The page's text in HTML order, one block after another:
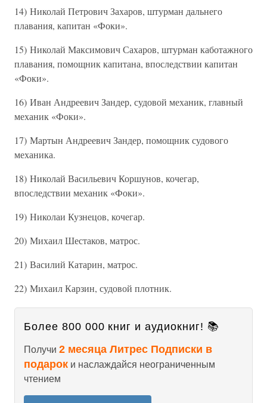
14) Николай Петрович Захаров, штурман дальнего
плавания, капитан «Фоки».
15) Николай Максимович Сахаров, штурман каботажного
плавания, помощник капитана, впоследствии капитан
«Фоки».
16) Иван Андреевич Зандер, судовой механик, главный
механик «Фоки».
17) Мартын Андреевич Зандер, помощник судового
механика.
18) Николай Васильевич Коршунов, кочегар,
впоследствии механик «Фоки».
19) Николаи Кузнецов, кочегар.
20) Михаил Шестаков, матрос.
21) Василий Катарин, матрос.
22) Михаил Карзин, судовой плотник.
Более 800 000 книг и аудиокниг! 📚
Получи 2 месяца Литрес Подписки в
подарок и наслаждайся неограниченным
чтением